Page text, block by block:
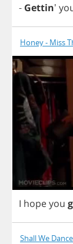
- Gettin'
Honey - Miss
I hopeyou
Shall We